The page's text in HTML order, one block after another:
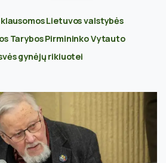
Lietuvos valstybės
Tarybos Pirmininko Vytauto
gynėjų rikiuotei